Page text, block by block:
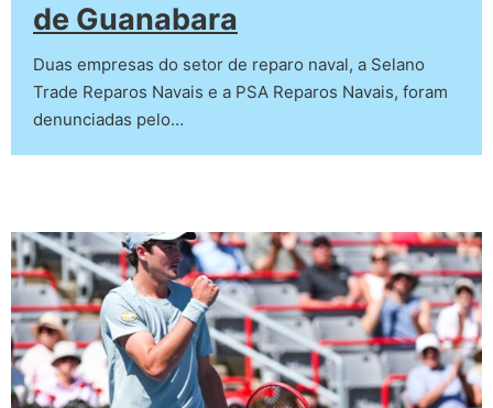
de Guanabara
Duas empresas do setor de reparo naval, a Selano
Trade Reparos Navais e a PSA Reparos Navais, foram
denunciadas pelo…